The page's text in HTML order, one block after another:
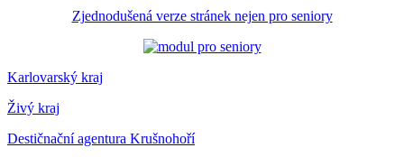
Zjednodušená verze stránek nejen pro seniory
Karlovarský kraj
Živý kraj
Destičnační agentura Krušnohoří